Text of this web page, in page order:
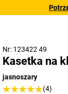
Nr: 123422 49
Kasetka na
jasnoszary
(4)